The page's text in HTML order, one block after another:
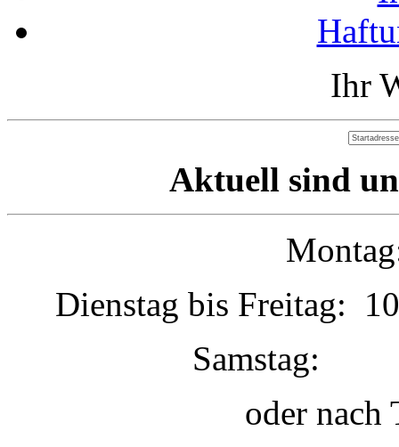
Ihr
Aktuell sind
Dienstag bis Freitag:
Samstag:
oder nach